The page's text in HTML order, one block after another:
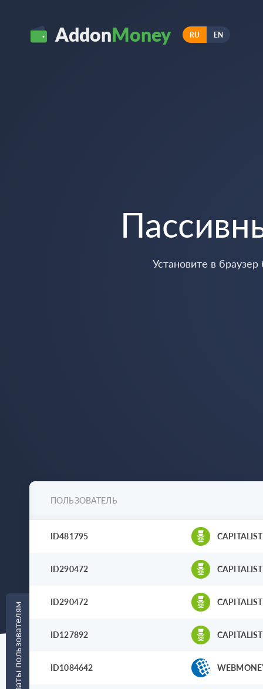
AddonMoney RU EN
Установите в
ПОЛЬЗОВАТЕЛЬ
ID481795 CAPITALIST
ID290472 CAPITALIST
ID290472 CAPITALIST
ID127892 CAPITALIST
ID1084642